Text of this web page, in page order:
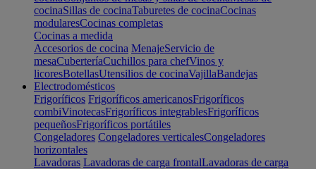
cocinaSillas de cocinaTaburetes de cocinaCocinas
modularesCocinas completas
Cocinas a medida
Accesorios de cocina MenajeServicio de
mesaCuberteríaCuchillos para chefVinos y
licoresBotellasUtensilios de cocinaVajillaBandejas
Electrodomésticos
Frigoríficos Frigoríficos americanosFrigoríficos
combiVinotecasFrigoríficos integrablesFrigoríficos
pequeñosFrigoríficos portátiles
Congeladores Congeladores verticalesCongeladores
horizontales
Lavadoras Lavadoras de carga frontalLavadoras de carga